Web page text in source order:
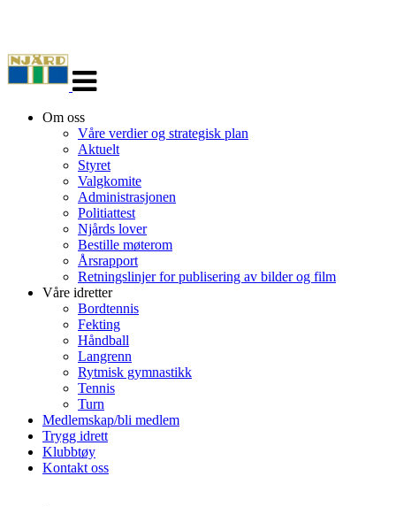
navigasjon
Om oss
Våre verdier og strategisk plan
Aktuelt
Styret
Valgkomite
Administrasjonen
Politiattest
Njårds lover
Bestille møterom
Årsrapport
Retningslinjer for publisering av bilder og film
Våre idretter
Bordtennis
Fekting
Håndball
Langrenn
Rytmisk gymnastikk
Tennis
Turn
Medlemskap/bli medlem
Trygg idrett
Klubbtøy
Kontakt oss